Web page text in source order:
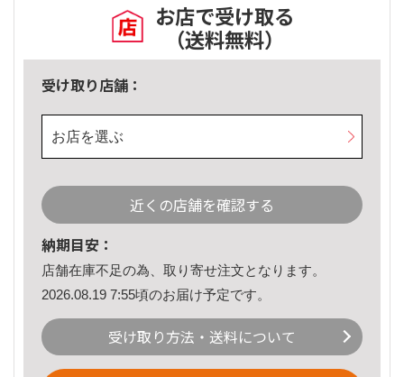
お店で受け取る
（送料無料）
受け取り店舗：
お店を選ぶ
近くの店舗を確認する
納期目安：
店舗在庫不足の為、取り寄せ注文となります。
2026.08.19 7:55頃のお届け予定です。
受け取り方法・送料について